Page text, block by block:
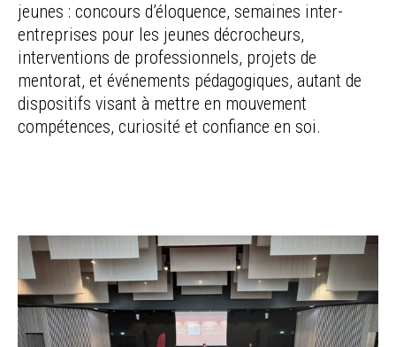
jeunes : concours d’éloquence, semaines inter-
entreprises pour les jeunes décrocheurs,
interventions de professionnels, projets de
mentorat, et événements pédagogiques, autant de
dispositifs visant à mettre en mouvement
compétences, curiosité et confiance en soi.